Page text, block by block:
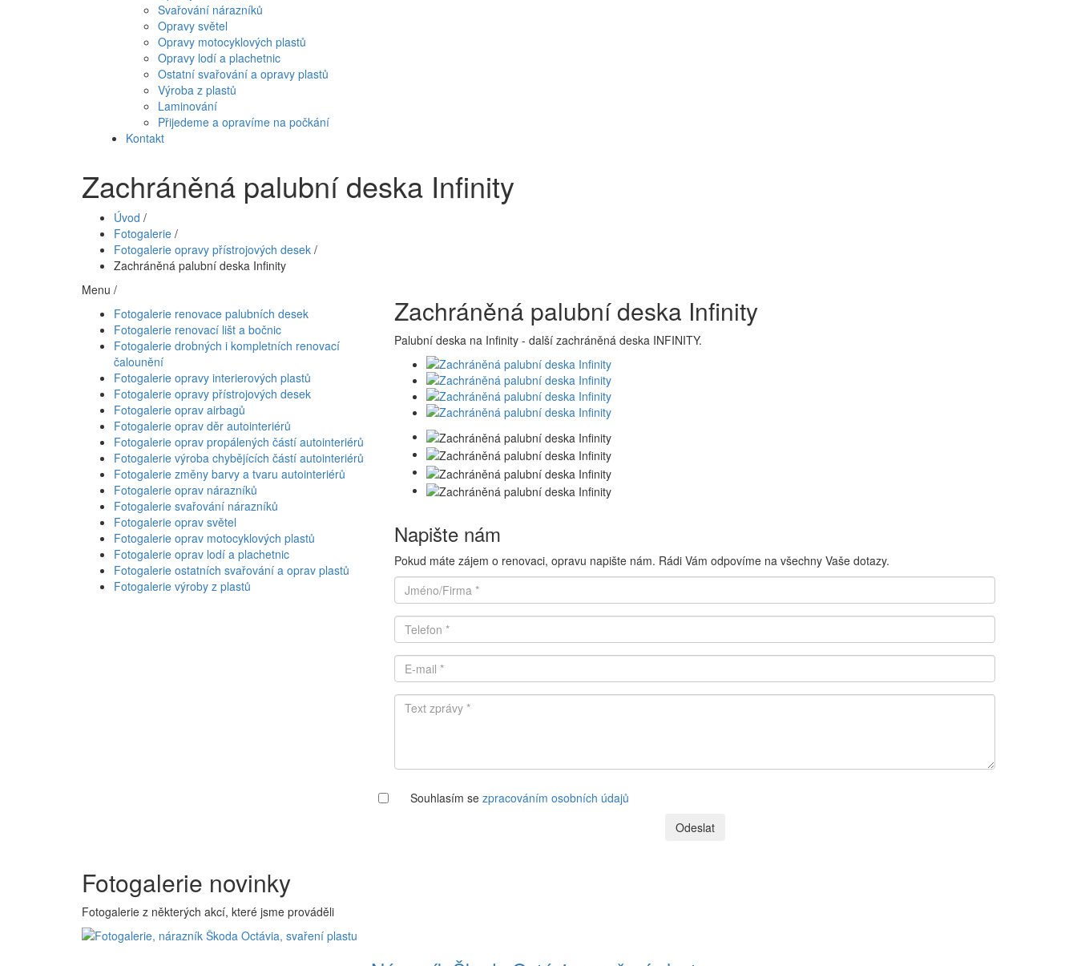
Svařování nárazníků
Opravy světel
Opravy motocyklových plastů
Opravy lodí a plachetnic
Ostatní svařování a opravy plastů
Výroba z plastů
Laminování
Přijedeme a opravíme na počkání
Kontakt
Zachráněná palubní deska Infinity
Úvod /
Fotogalerie /
Fotogalerie opravy přístrojových desek /
Zachráněná palubní deska Infinity
Menu /
Fotogalerie renovace palubních desek
Fotogalerie renovací lišt a bočnic
Fotogalerie drobných i kompletních renovací
čalounění
Fotogalerie opravy interierových plastů
Fotogalerie opravy přístrojových desek
Fotogalerie oprav airbagů
Fotogalerie oprav děr autointeriérů
Fotogalerie oprav propálených částí autointeriérů
Fotogalerie výroba chybějících částí autointeriérů
Fotogalerie změny barvy a tvaru autointeriérů
Fotogalerie oprav nárazníků
Fotogalerie svařování nárazníků
Fotogalerie oprav světel
Fotogalerie oprav motocyklových plastů
Fotogalerie oprav lodí a plachetnic
Fotogalerie ostatních svařování a oprav plastů
Fotogalerie výroby z plastů
Zachráněná palubní deska Infinity
Palubní deska na Infinity - další zachráněná deska INFINITY.
Napište nám
Pokud máte zájem o renovaci, opravu napište nám. Rádi Vám odpovíme na všechny Vaše dotazy.
Souhlasím se zpracováním osobních údajů
Odeslat
Fotogalerie novinky
Fotogalerie z některých akcí, které jsme prováděli